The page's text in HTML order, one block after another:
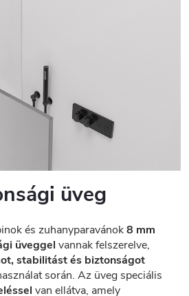
üveg
és zuhanyparavánok8 mm
üveggel vannak felszerelve,
stabilitást és biztonságot
során. Az üveg speciális
van ellátva, amely